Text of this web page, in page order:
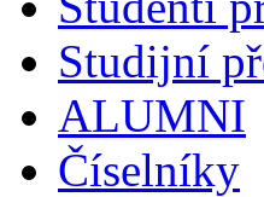
Studijní
ALUMNI
Číselníky